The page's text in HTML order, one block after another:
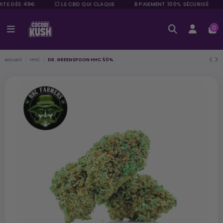
DÈS 49€ 💥 LE CBD QUI CLAQUE 🔒 PAIEMENT 100% SÉCURISÉ
0
Accueil HHC DR. GREENSPOON HHC 50%